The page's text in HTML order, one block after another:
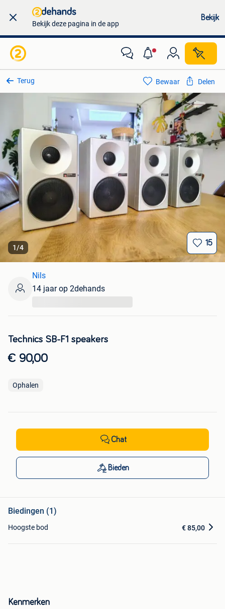
Bekijk deze pagina in de app
Bekijk
Terug
1/4
15
Kenmerken
Bewaar Delen
Technics SB-F1 speakers
€ 90,00
Ophalen
Nils
14 jaar op 2dehands
Chat
Bieden
Biedingen (1)
Hoogste bod € 85,00